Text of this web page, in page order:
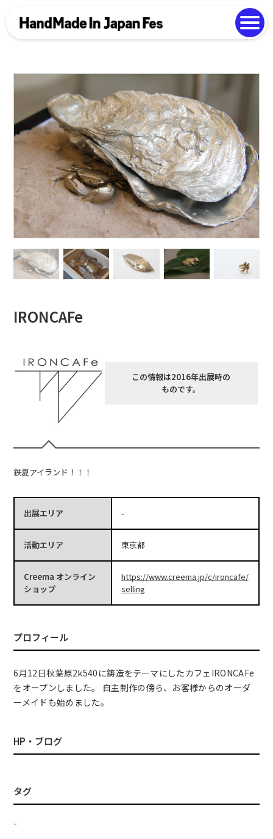
Photo Gallery
EN
IRONCAFe
この情報は2016年出展時の
ものです。
鉄夏アイランド！！！
出展エリア -
活動エリア 東京都
Creema オンライン
ショップ
https://www.creema.jp/c/ironcafe/
selling
プロフィール
6月12日秋葉原2k540に鋳造をテーマにしたカフェIRONCAFe
をオープンしました。 自主制作の傍ら、お客様からのオーダ
ーメイドも始めました。
HP・ブログ
タグ
-